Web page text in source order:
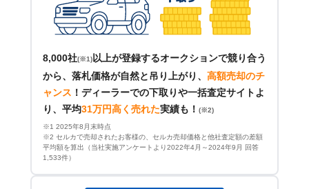
8,000社(※1)以上が登録するオークションで競り合う
から、落札価格が自然と吊り上がり、 高額売却のチ
ャンス ！ ディーラーでの下取りや一括査定サイトよ
り、平均31万円高く売れた実績も！ (※2)
※1 2025年8月末時点
※2 セルカで売却されたお客様の、セルカ売却価格と他社査定額の差額
平均額を算出（当社実施アンケートより2022年4月～2024年9月 回答
1,533件）